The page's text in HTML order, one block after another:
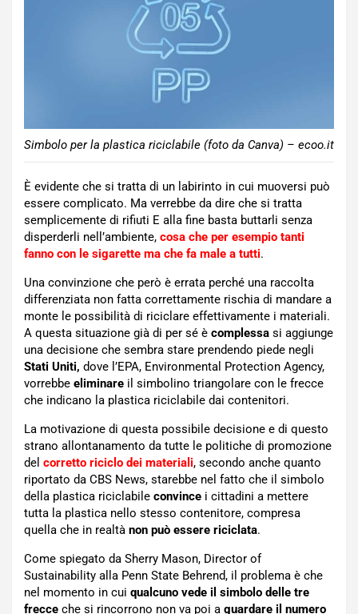
Simbolo per la plastica riciclabile (foto da Canva) – ecoo.it
È evidente che si tratta di un labirinto in cui muoversi può
essere complicato. Ma verrebbe da dire che si tratta
semplicemente di rifiuti E alla fine basta buttarli senza
disperderli nell’ambiente, cosa che per esempio tanti
fanno con le sigarette ma che fa male a tutti.
Una convinzione che però è errata perché una raccolta
differenziata non fatta correttamente rischia di mandare a
monte le possibilità di riciclare effettivamente i materiali.
A questa situazione già di per sé è complessa si aggiunge
una decisione che sembra stare prendendo piede negli
Stati Uniti, dove l’EPA, Environmental Protection Agency,
vorrebbe eliminare il simbolino triangolare con le frecce
che indicano la plastica riciclabile dai contenitori.
La motivazione di questa possibile decisione e di questo
strano allontanamento da tutte le politiche di promozione
del corretto riciclo dei materiali, secondo anche quanto
riportato da CBS News, starebbe nel fatto che il simbolo
della plastica riciclabile convince i cittadini a mettere
tutta la plastica nello stesso contenitore, compresa
quella che in realtà non può essere riciclata.
Come spiegato da Sherry Mason, Director of
Sustainability alla Penn State Behrend, il problema è che
nel momento in cui qualcuno vede il simbolo delle tre
frecce che si rincorrono non va poi a guardare il numero